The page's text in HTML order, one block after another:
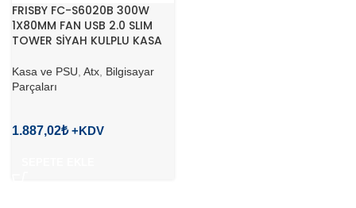
FRISBY FC-S6020B 300W
1X80MM FAN USB 2.0 SLIM
TOWER SİYAH KULPLU KASA
Kasa ve PSU Atx Bilgisayar
Parçaları
1.887,02₺